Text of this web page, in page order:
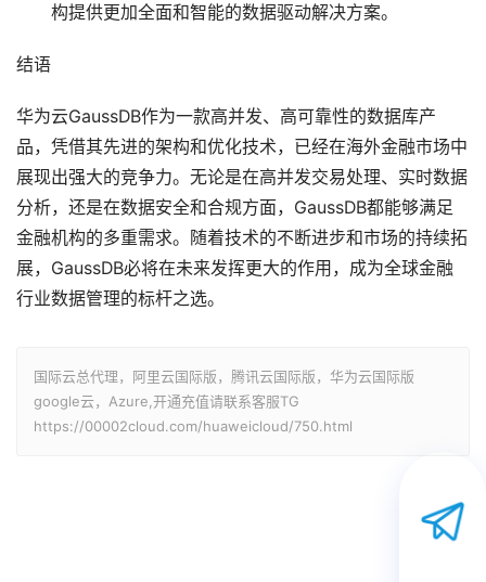
构提供更加全面和智能的数据驱动解决方案。
结语
华为云GaussDB作为一款高并发、高可靠性的数据库产
品，凭借其先进的架构和优化技术，已经在海外金融市场中
展现出强大的竞争力。无论是在高并发交易处理、实时数据
分析，还是在数据安全和合规方面，GaussDB都能够满足
金融机构的多重需求。随着技术的不断进步和市场的持续拓
展，GaussDB必将在未来发挥更大的作用，成为全球金融
行业数据管理的标杆之选。
国际云总代理，阿里云国际版，腾讯云国际版，华为云国际版
google云，Azure,开通充值请联系客服TG
https://00002cloud.com/huaweicloud/750.html